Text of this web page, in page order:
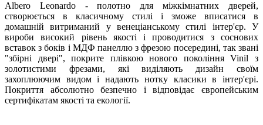
Albero Leonardo - полотно для міжкімнатних дверей,
створюється в класичному стилі і зможе вписатися в
домашній витриманий у венеціанському стилі інтер'єр. У
вироби високий рівень якості і проводитися з соснових
вставок з боків і МДФ панеллю з фрезою посередині, так звані
"збірні двері", покрите плівкою нового покоління Vinil з
золотистими фрезами, які виділяють дизайн своїм
захоплюючим видом і надають нотку класики в інтер'єрі.
Покриття абсолютно безпечно і відповідає європейським
сертифікатам якості та екології.